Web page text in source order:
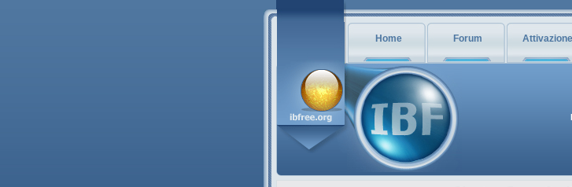
Home Forum Attivazione